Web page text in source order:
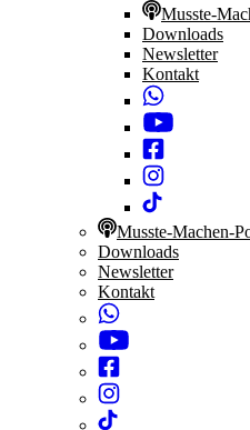
Musste-
Downloads
Newsletter
Kontakt
Musste-Machen-
Downloads
Newsletter
Kontakt